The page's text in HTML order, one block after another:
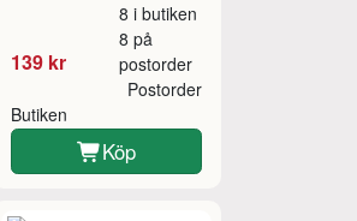
139 kr
8 i butiken
8 på
postorder
Butiken
Postorder
Köp